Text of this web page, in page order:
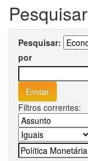
Pesquisar
Pesquisar:
por
Filtros correntes: